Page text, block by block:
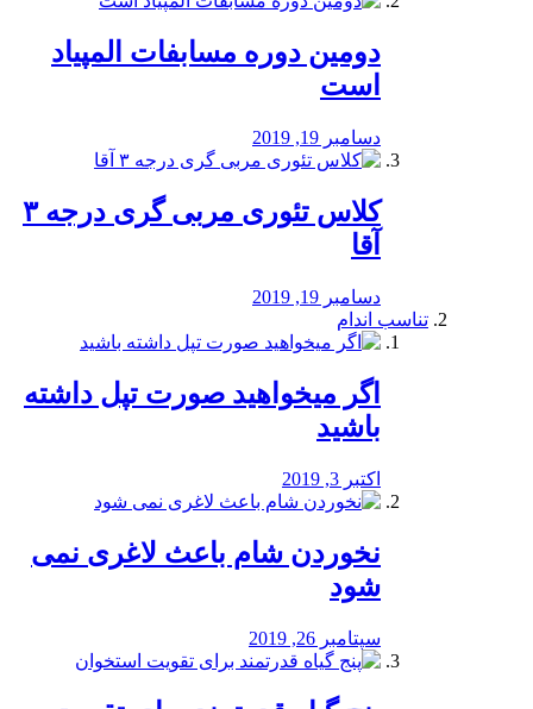
دومین دوره مسابفات المپیاد
است
دسامبر 19, 2019
کلاس تئوری مربی گری درجه ۳
آقا
دسامبر 19, 2019
تناسب اندام
اگر میخواهید صورت تپل داشته
باشید
اکتبر 3, 2019
نخوردن شام باعث لاغری نمی
‌شود
سپتامبر 26, 2019